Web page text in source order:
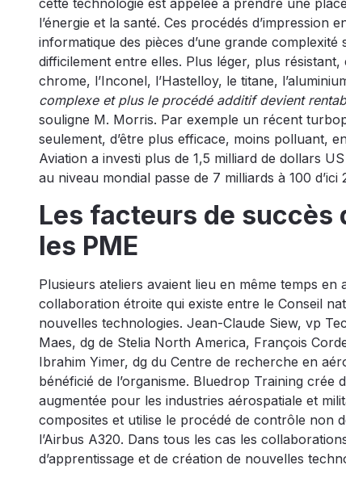
cette technologie est appelée à prendre une
l’énergie et la santé. Ces procédés
informatique des pièces d’une grande
difficilement entre elles. Plus léger, plus
chrome, l’Inconel, l’Hastelloy, le titane,
complexe et plus le procédé additif devient
souligne M. Morris. Par exemple un récent
seulement, d’être plus efficace, moins polluant,
Aviation a investi plus de 1,5 milliard de dollars
au niveau mondial passe de 7 milliards à 100 d’ici
Les facteurs de succès
les PME
Plusieurs ateliers avaient lieu en même temps en
collaboration étroite qui existe entre le Conseil
nouvelles technologies. Jean-Claude Siew, vp
Maes, dg de Stelia North America, François
Ibrahim Yimer, dg du Centre de recherche en
bénéficié de l’organisme. Bluedrop Training crée
augmentée pour les industries aérospatiale et
composites et utilise le procédé de contrôle non
l’Airbus A320. Dans tous les cas les
d’apprentissage et de création de nouvelles